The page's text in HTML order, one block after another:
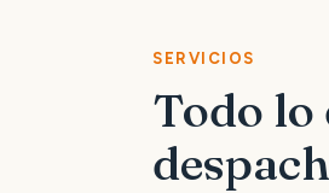
SERVICIOS
Todo lo